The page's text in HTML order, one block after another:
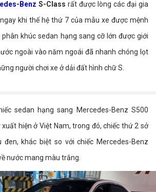
Benz S-Class rất được lòng các đại gia
khi thế hệ thứ 7 của mẫu xe được mệnh
khúc sedan hạng sang cỡ lớn được giới
ngoài vào năm ngoái đã nhanh chóng lọt
người chơi xe ở dải đất hình chữ S.
sedan hạng sang Mercedes-Benz S500
hiện ở Việt Nam, trong đó, chiếc thứ 2 sở
khác biệt so với chiếc Mercedes-Benz
nước mang màu trắng.